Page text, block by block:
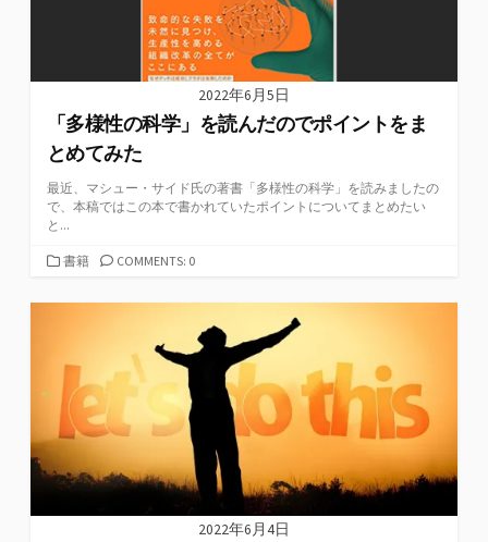
2022年6月5日
「多様性の科学」を読んだのでポイントをま
とめてみた
最近、マシュー・サイド氏の著書「多様性の科学」を読みましたの
で、本稿ではこの本で書かれていたポイントについてまとめたい
と...
カ
ゴ
書籍 COMMENTS: 0
2022年6月4日